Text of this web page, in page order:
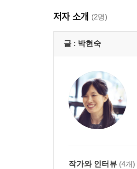
저자 소개 (2명)
글 : 박현숙
작가와 인터뷰 (4개)